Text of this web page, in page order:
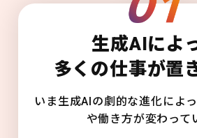
生成AIによ
多くの仕事が置
いま生成AIの劇的な進化によ
や働き方が変わって